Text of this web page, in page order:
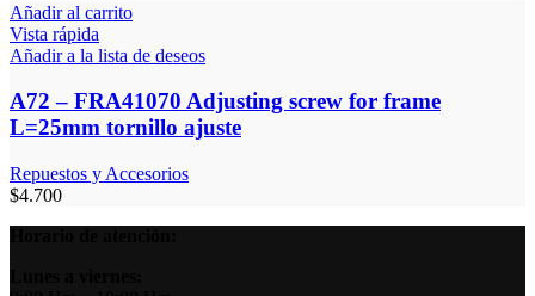
Añadir al carrito
Vista rápida
Añadir a la lista de deseos
A72 – FRA41070 Adjusting screw for frame
L=25mm tornillo ajuste
Repuestos y Accesorios
$4.700